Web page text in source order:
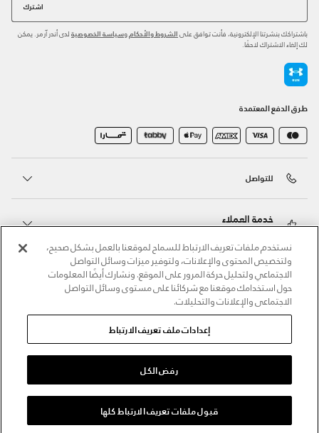
اشترك
باشتراكك بنشرتنا الإلكترونية، فأنت توافق على الشروط والأحكام وسياسة الخصوصية لدى أندر آرمر. يمكن
لك إلغاء الاشتراك لاحقًا.
طرق الدفع المعتمدة
للتواصل
خدمة العملاء
حول أندر آرمر
أندر آرمر على الشبكات الاجتماعية
نستخدم ملفات تعريف الارتباط للسماح لموقعنا بالعمل بشكل صحيح،
ولتخصيص المحتوى والإعلانات، ولتوفير ميزات وسائل التواصل
الاجتماعي ولتحليل حركة المرور على الموقع. ونشارك أيضًا المعلومات
حول استخدامك موقعنا مع شركائنا على مستوى وسائل التواصل
الاجتماعي والإعلانات والتحليلات.
إعدادات ملف تعريف الارتباط
رفض الكل
قبول ملفات تعريف الارتباط كلها